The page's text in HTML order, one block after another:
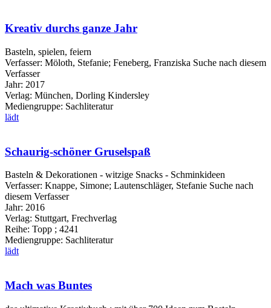
Kreativ durchs ganze Jahr
Basteln, spielen, feiern
Verfasser: Möloth, Stefanie; Feneberg, Franziska Suche nach diesem
Verfasser
Jahr: 2017
Verlag: München, Dorling Kindersley
Mediengruppe: Sachliteratur
lädt
Schaurig-schöner Gruselspaß
Basteln & Dekorationen - witzige Snacks - Schminkideen
Verfasser: Knappe, Simone; Lautenschläger, Stefanie Suche nach
diesem Verfasser
Jahr: 2016
Verlag: Stuttgart, Frechverlag
Reihe: Topp ; 4241
Mediengruppe: Sachliteratur
lädt
Mach was Buntes